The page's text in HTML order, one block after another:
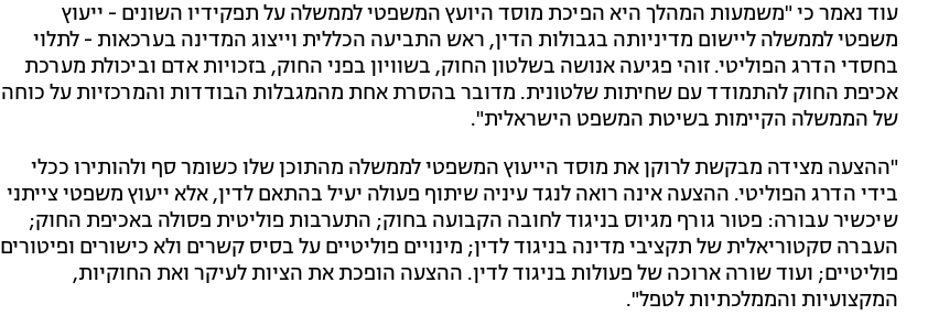
עוד נאמר כי "משמעות המהלך היא הפיכת מוסד היועץ המשפטי לממשלה על תפקידיו השונים - ייעוץ
משפטי לממשלה ליישום מדיניותה בגבולות הדין, ראש התביעה הכללית וייצוג המדינה בערכאות - לתלוי
בחסדי הדרג הפוליטי. זוהי פגיעה אנושה בשלטון החוק, בשוויון בפני החוק, בזכויות אדם וביכולת מערכת
אכיפת החוק להתמודד עם שחיתות שלטונית. מדובר בהסרת אחת מהמגבלות הבודדות והמרכזיות על כוחה
של הממשלה הקיימות בשיטת המשפט הישראלית".
"ההצעה מצידה מבקשת לרוקן את מוסד הייעוץ המשפטי לממשלה מהתוכן שלו כשומר סף ולהותירו ככלי
בידי הדרג הפוליטי. ההצעה אינה רואה לנגד עיניה שיתוף פעולה יעיל בהתאם לדין, אלא ייעוץ משפטי צייתני
שיכשיר עבורה: פטור גורף מגיוס בניגוד לחובה הקבועה בחוק; התערבות פוליטית פסולה באכיפת החוק;
העברה סקטוריאלית של תקציבי מדינה בניגוד לדין; מינויים פוליטיים על בסיס קשרים ולא כישורים ופיטורים
פוליטיים; ועוד שורה ארוכה של פעולות בניגוד לדין. ההצעה הופכת את הציות לעיקר ואת החוקיות,
המקצועיות והממלכתיות לטפל".